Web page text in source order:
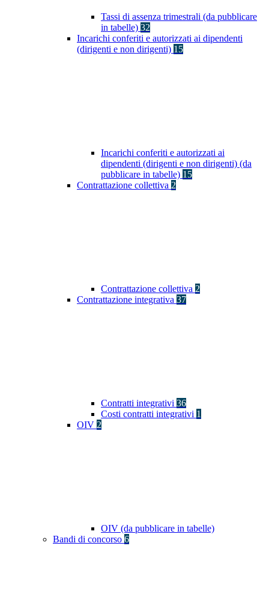
Tassi di assenza trimestrali (da pubblicare
in tabelle) 32
Incarichi conferiti e autorizzati ai dipendenti
(dirigenti e non dirigenti) 15
Incarichi conferiti e autorizzati ai
dipendenti (dirigenti e non dirigenti) (da
pubblicare in tabelle) 15
Contrattazione collettiva 2
Contrattazione collettiva 2
Contrattazione integrativa 37
Contratti integrativi 36
Costi contratti integrativi 1
OIV 2
OIV (da pubblicare in tabelle)
Bandi di concorso 6